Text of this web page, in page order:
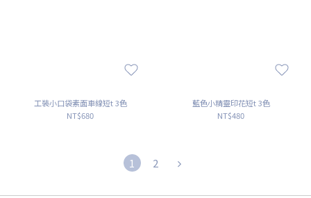
工裝小口袋素面車線短t 3色
NT$680
藍色小精靈印花短t 3色
NT$480
1 2